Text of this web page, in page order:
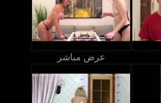
عرض مباشر